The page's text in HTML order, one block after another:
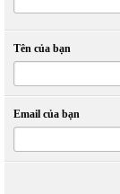
Tên của bạn
Email của bạn